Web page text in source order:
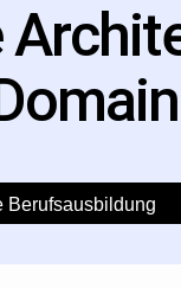
Berufsausbildung